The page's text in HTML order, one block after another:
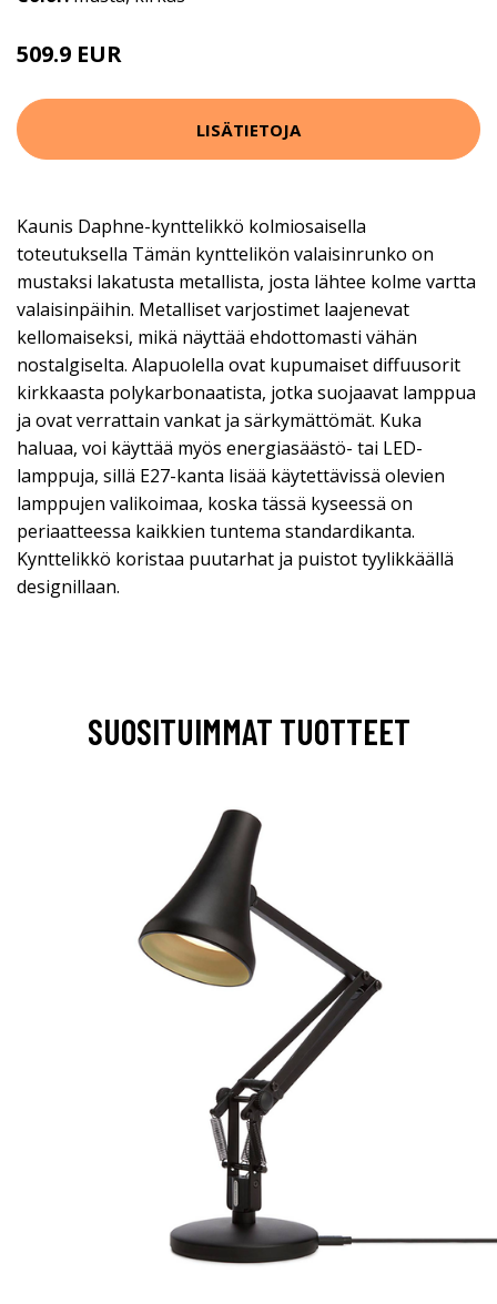
509.9 EUR
LISÄTIETOJA
Kaunis Daphne-kynttelikkö kolmiosaisella
toteutuksella Tämän kynttelikön valaisinrunko on
mustaksi lakatusta metallista, josta lähtee kolme vartta
valaisinpäihin. Metalliset varjostimet laajenevat
kellomaiseksi, mikä näyttää ehdottomasti vähän
nostalgiselta. Alapuolella ovat kupumaiset diffuusorit
kirkkaasta polykarbonaatista, jotka suojaavat lamppua
ja ovat verrattain vankat ja särkymättömät. Kuka
haluaa, voi käyttää myös energiasäästö- tai LED-
lamppuja, sillä E27-kanta lisää käytettävissä olevien
lamppujen valikoimaa, koska tässä kyseessä on
periaatteessa kaikkien tuntema standardikanta.
Kynttelikkö koristaa puutarhat ja puistot tyylikkäällä
designillaan.
SUOSITUIMMAT TUOTTEET